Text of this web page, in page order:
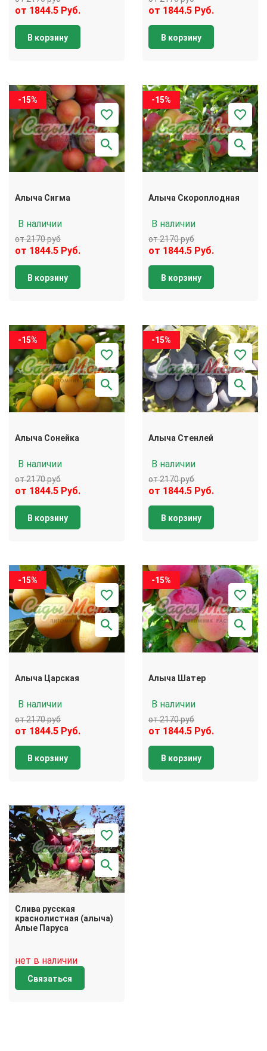
от 1844.5 Руб.
В корзину
от 1844.5 Руб.
В корзину
-15%
Алыча Сигма
В наличии
от 2170 руб
от 1844.5 Руб.
В корзину
-15%
Алыча Скороплодная
В наличии
от 2170 руб
от 1844.5 Руб.
В корзину
-15%
Алыча Сонейка
В наличии
от 2170 руб
от 1844.5 Руб.
В корзину
-15%
Алыча Стенлей
В наличии
от 2170 руб
от 1844.5 Руб.
В корзину
-15%
Алыча Царская
В наличии
от 2170 руб
от 1844.5 Руб.
В корзину
-15%
Алыча Шатер
В наличии
от 2170 руб
от 1844.5 Руб.
В корзину
Слива русская
краснолистная (алыча)
Алые Паруса
нет в наличии
Связаться